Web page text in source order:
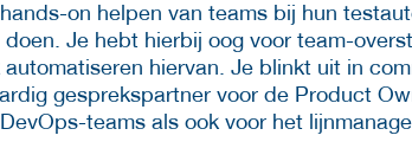
on helpen van teams bij hun
doen. Je hebt hierbij oog voor team-
hiervan. Je blinkt uit in
gesprekspartner voor de Product
teams als ook voor het